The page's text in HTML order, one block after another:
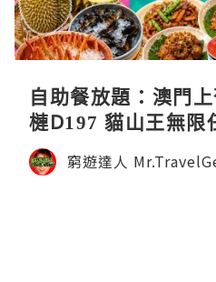
自助餐放題：澳門
槤D197 貓山王無限
窮遊達人